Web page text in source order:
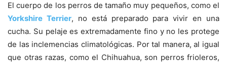
El cuerpo de los perros de tamaño muy pequeños, como el
Yorkshire Terrier, no está preparado para vivir en una
cucha. Su pelaje es extremadamente fino y no les protege
de las inclemencias climatológicas. Por tal manera, al igual
que otras razas, como el Chihuahua, son perros frioleros,